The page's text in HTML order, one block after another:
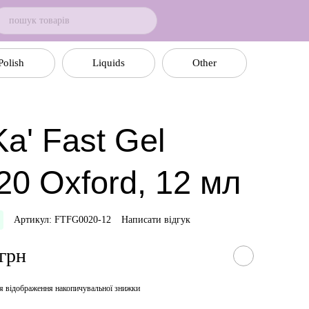
Liquids Other
Fast Gel
Oxford, 12 мл
Артикул: FTFG0020-12 Написати відгук
відображення накопичувальної знижки